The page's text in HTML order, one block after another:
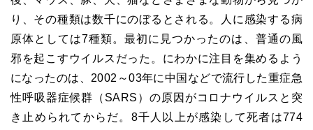
り、その種類は数千にのぼるとされる。人に感染する病
原体としては7種類。最初に見つかったのは、普通の風
邪を起こすウイルスだった。にわかに注目を集めるよう
になったのは、 2002 ～03年に中国などで流行した重症急
性呼吸器症候群（ SARS ）の原因がコロナウイルスと突
き止められてからだ。 8千人以上が感染して死者は774